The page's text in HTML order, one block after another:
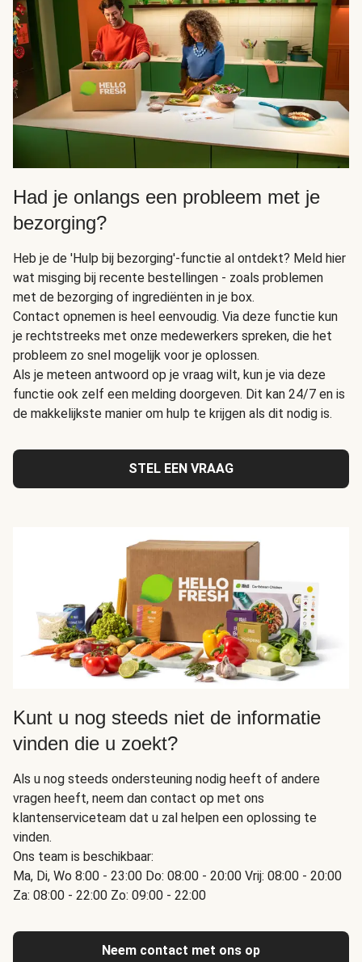
Had je onlangs een probleem met je
bezorging?
Heb je de 'Hulp bij bezorging'-functie al ontdekt? Meld hier
wat misging bij recente bestellingen - zoals problemen
met de bezorging of ingrediënten in je box.
Contact opnemen is heel eenvoudig. Via deze functie kun
je rechtstreeks met onze medewerkers spreken, die het
probleem zo snel mogelijk voor je oplossen.
Als je meteen antwoord op je vraag wilt, kun je via deze
functie ook zelf een melding doorgeven. Dit kan 24/7 en is
de makkelijkste manier om hulp te krijgen als dit nodig is.
STEL EEN VRAAG
Kunt u nog steeds niet de informatie
vinden die u zoekt?
Als u nog steeds ondersteuning nodig heeft of andere
vragen heeft, neem dan contact op met ons
klantenserviceteam dat u zal helpen een oplossing te
vinden.
Ons team is beschikbaar:
Ma, Di, Wo 8:00 - 23:00 Do: 08:00 - 20:00 Vrij: 08:00 - 20:00
Za: 08:00 - 22:00 Zo: 09:00 - 22:00
Neem contact met ons op